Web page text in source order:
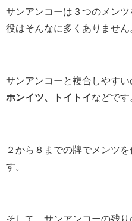
サンアンコーは３つのメン
役はそんなに多くありません
サンアンコーと複合しやすい
ホンイツ、トイトイなどです
２から８までの牌でメンツ
す。